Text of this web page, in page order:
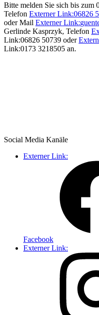
Bitte melden Sie sich bis zum
Telefon Externer Link:06826
oder Mail Externer Link:
Gerlinde Kasprzyk, Telefon
Link:06826 50739 oder
Link:0173 3218505 an.
Social Media Kanäle
Externer Link:
Facebook
Externer Link: